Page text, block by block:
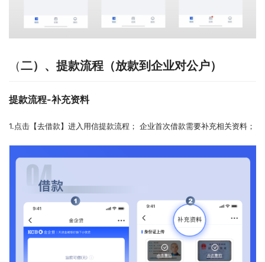
（二）、提款流程（放款到企业对公户）
提款流程-补充资料
1.点击【去借款】进入用信提款流程； 企业首次借款需要补充相关资料；